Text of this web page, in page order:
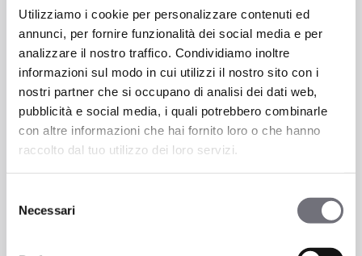
Utilizziamo i cookie per personalizzare contenuti ed
annunci, per fornire funzionalità dei social media e per
analizzare il nostro traffico. Condividiamo inoltre
informazioni sul modo in cui utilizzi il nostro sito con i
nostri partner che si occupano di analisi dei dati web,
pubblicità e social media, i quali potrebbero combinarle
con altre informazioni che hai fornito loro o che hanno
raccolto dal tuo utilizzo dei loro servizi.
delNecessari
Rubinetto acqua fredda